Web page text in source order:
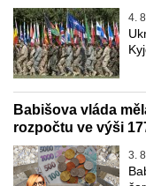
4.
Babišova vláda
rozpočtu ve výši
3.